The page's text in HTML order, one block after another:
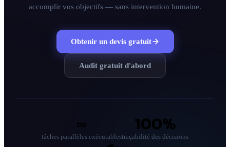
accomplir vos objectifs — sans intervention humaine.
Obtenir un devis gratuit
Audit gratuit d'abord
∞
tâches parallèles exécutables
100%
traçabilité des décisions